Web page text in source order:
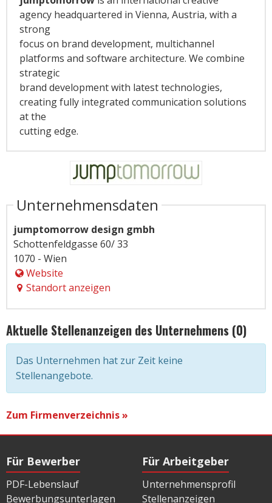
agency headquartered in Vienna, Austria, with a
strong
focus on brand development, multichannel
platforms and software architecture. We combine
strategic
brand development with latest technologies,
creating fully integrated communication solutions
at the
cutting edge.
Unternehmensdaten
jumptomorrow design gmbh
Schottenfeldgasse 60/ 33
1070 - Wien
Website
Standort anzeigen
Aktuelle Stellenanzeigen des Unternehmens (0)
Das Unternehmen hat zur Zeit keine
Stellenangebote.
Zum Firmenverzeichnis »
Für Bewerber
PDF-Lebenslauf
Bewerbungsunterlagen
Für Arbeitgeber
Unternehmensprofil
Stellenanzeigen